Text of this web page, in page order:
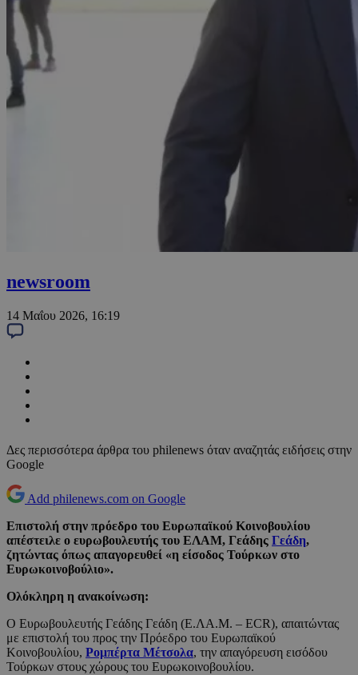
newsroom
14 Μαΐου 2026, 16:19
Δες περισσότερα άρθρα του philenews όταν αναζητάς ειδήσεις στην
Google
Add philenews.com on Google
Επιστολή στην πρόεδρο του Ευρωπαϊκού Κοινοβουλίου
απέστειλε ο ευρωβουλευτής του ΕΛΑΜ, Γεάδης Γεάδη,
ζητώντας όπως απαγορευθεί «η είσοδος Τούρκων στο
Ευρωκοινοβούλιο».
Ολόκληρη η ανακοίνωση:
Ο Ευρωβουλευτής Γεάδης Γεάδη (Ε.ΛΑ.Μ. – ECR), απαιτώντας
με επιστολή του προς την Πρόεδρο του Ευρωπαϊκού
Κοινοβουλίου, Ρομπέρτα Μέτσολα, την απαγόρευση εισόδου
Τούρκων στους χώρους του Ευρωκοινοβουλίου.